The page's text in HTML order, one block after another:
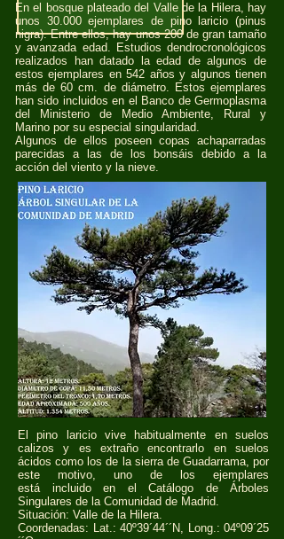
En el bosque plateado del Valle de la Hilera, hay
unos 30.000 ejemplares de pino laricio (pinus
nigra). Entre ellos, hay unos 200 de gran tamaño
y avanzada edad. Estudios dendrocronológicos
realizados han datado la edad de algunos de
estos ejemplares en 542 años y algunos tienen
más de 60 cm. de diámetro. Estos ejemplares
han sido incluidos en el Banco de Germoplasma
del Ministerio de Medio Ambiente, Rural y
Marino por su especial singularidad.
Algunos de ellos poseen copas achaparradas
parecidas a las de los bonsáis debido a la
acción del viento y la nieve.
El pino laricio vive habitualmente en suelos
calizos y es extraño encontrarlo en suelos
ácidos como los de la sierra de Guadarrama, por
este motivo, uno de los ejemplares
está incluido en el Catálogo de Árboles
Singulares de la Comunidad de Madrid.
Situación: Valle de la Hilera.
Coordenadas: Lat.: 40º39´44´´N, Long.: 04º09´25